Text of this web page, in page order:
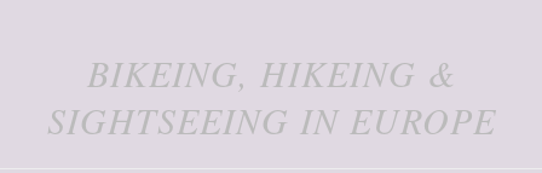
BIKEING, HIKEING &
SIGHTSEEING IN EUROPE